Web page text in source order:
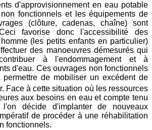
d'approvisionnement en eau potable
fonctionnels et les équipements de
(clôture, cadenas, chaîne) sont
favorise donc l'accessibilité des
(les petits enfants en particulier)
des manoeuvres démesurés qui
à l'endommagement et à
d'eau. Ces ouvrages non fonctionnels
permettre de mobiliser un excédent de
Face à cette situation où les ressources
aux besoins en eau et compte tenu
décide d'implanter de nouveaux
de procéder à une réhabilitation
fonctionnels.